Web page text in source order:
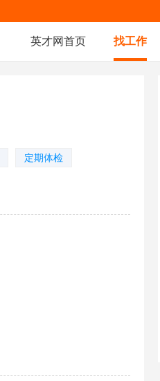
英才网首页 找工作
定期体检